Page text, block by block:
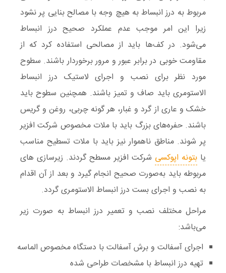
مربوط به درز انبساط به ‌هیچ‌ وجه با مصالح بنایی پر نشود
زیرا این امر موجب عدم عملکرد صحیح درز انبساط
می‌شود. در کف‌ها باید از مصالحی استفاده کرد که از
مقاومت خوبی در برابر عبور و مرور برخوردار باشند. سطوح
مورد نظر برای نصب و اجرای لاستیک درز انبساط
الاستومری باید صاف و تمیز باشند. همچنین سطوح باید
خشک و عاری از گرد و غبار، هر گونه چربی، روغن و گریس
باشند. حفره‌های بزرگ باید با ملات مخصوص شرکت افزیر
پر شوند. مناطق ناهموار نیز باید با ملات تسطیح مناسب
یابتونه اپوکسی شرکت افزیر مسطح گردند. زیرسازی‌ های
مربوطه باید به‌صورت صحیح انجام گیرد و بعد از آن اقدام
به نصب و اجرای بست درز انبساط الاستومری گردد.
مراحل مختلف نصب و تعمیر درز انبساط به صورت زیر
می‌باشد:
اجرای آسفالت و برش آسفالت با دستگاه مخصوص الماسه
تهیه درز انبساط با مشخصات طراحی شده